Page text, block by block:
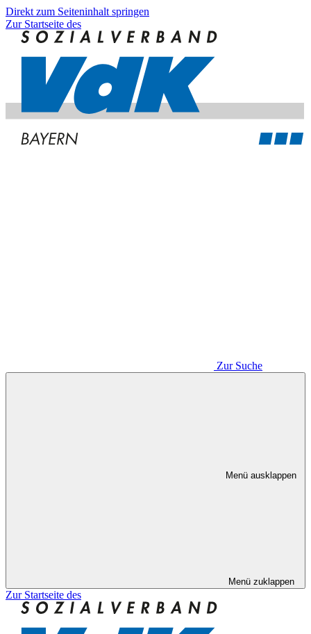
Direkt zum Seiteninhalt springen
Zur Startseite des
Zur Suche
Menü ausklappen
Menü zuklappen
Zur Startseite des